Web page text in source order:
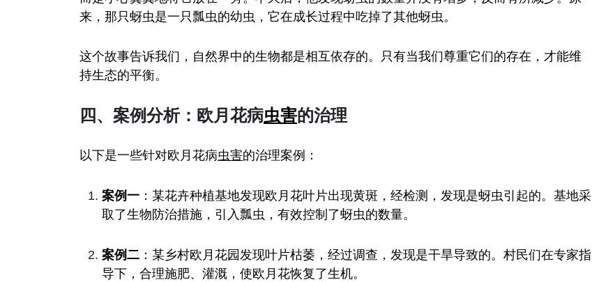
来，那只蚜虫是一只瓢虫的幼虫，它在成长过程中吃掉了其他蚜虫。
这个故事告诉我们，自然界中的生物都是相互依存的。只有当我们尊重它们的存在，才能维
持生态的平衡。
四、案例分析：欧月花病虫害的治理
以下是一些针对欧月花病虫害的治理案例：
案例一 ：某花卉种植基地发现欧月花叶片出现黄斑，经检测，发现是蚜虫引起的。基地采
取了生物防治措施，引入瓢虫，有效控制了蚜虫的数量。
案例二 ：某乡村欧月花园发现叶片枯萎，经过调查，发现是干旱导致的。村民们在专家指
导下，合理施肥、灌溉，使欧月花恢复了生机。